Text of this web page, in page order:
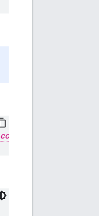
configFIle